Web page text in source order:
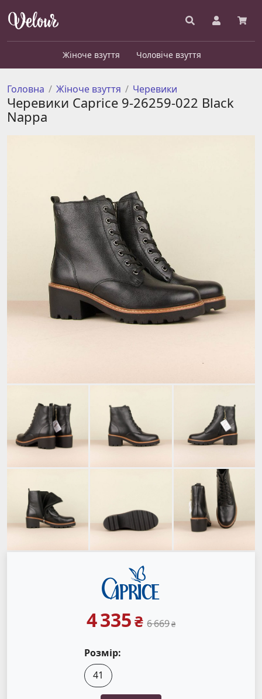
Жіноче взуття Чоловіче взуття
Головна Жіноче взуття Черевики
Черевики Caprice 9-26259-022 Black
Nappa
4 335₴ 6 669₴
Розмір:
41